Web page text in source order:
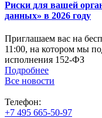
Риски для вашей
данных» в 2026 году
Приглашаем вас на
11:00, на котором мы
исполнения 152-ФЗ
Подробнее
Все новости
Телефон:
+7 495 665-50-97